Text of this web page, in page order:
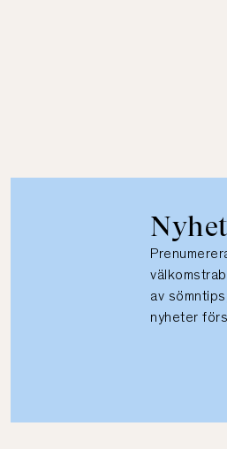
av
nyheter